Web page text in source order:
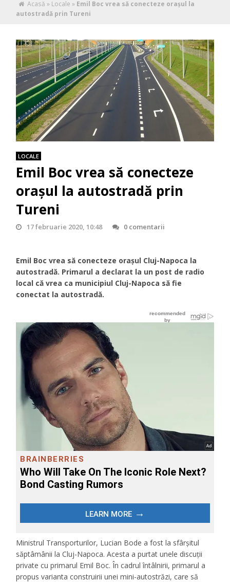
Acasă » Locale » Emil Boc vrea să conecteze orașul la
autostradă prin Tureni
LOCALE
Emil Boc vrea să conecteze
orașul la autostradă prin
Tureni
17 februarie 2020, 10:48 0 comentarii
Emil Boc vrea să conecteze orașul Cluj-Napoca la
autostradă. Primarul a declarat la un post de radio
local că vrea ca municipiul Cluj-Napoca să fie
conectat la autostradă.
Ministrul Transporturilor, Lucian Bode a fost la sfârșitul
săptâmânii la Cluj-Napoca. Acesta a purtat unele discuții
private cu primarul Emil Boc. În cadrul întâlnirii, primarul a
propus varianta construirii unei mini-autostrăzi, care să